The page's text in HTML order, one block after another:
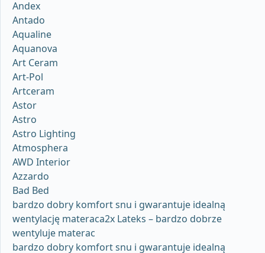
Andex
Antado
Aqualine
Aquanova
Art Ceram
Art-Pol
Artceram
Astor
Astro
Astro Lighting
Atmosphera
AWD Interior
Azzardo
Bad Bed
bardzo dobry komfort snu i gwarantuje idealną
wentylację materaca2x Lateks – bardzo dobrze
wentyluje materac
bardzo dobry komfort snu i gwarantuje idealną